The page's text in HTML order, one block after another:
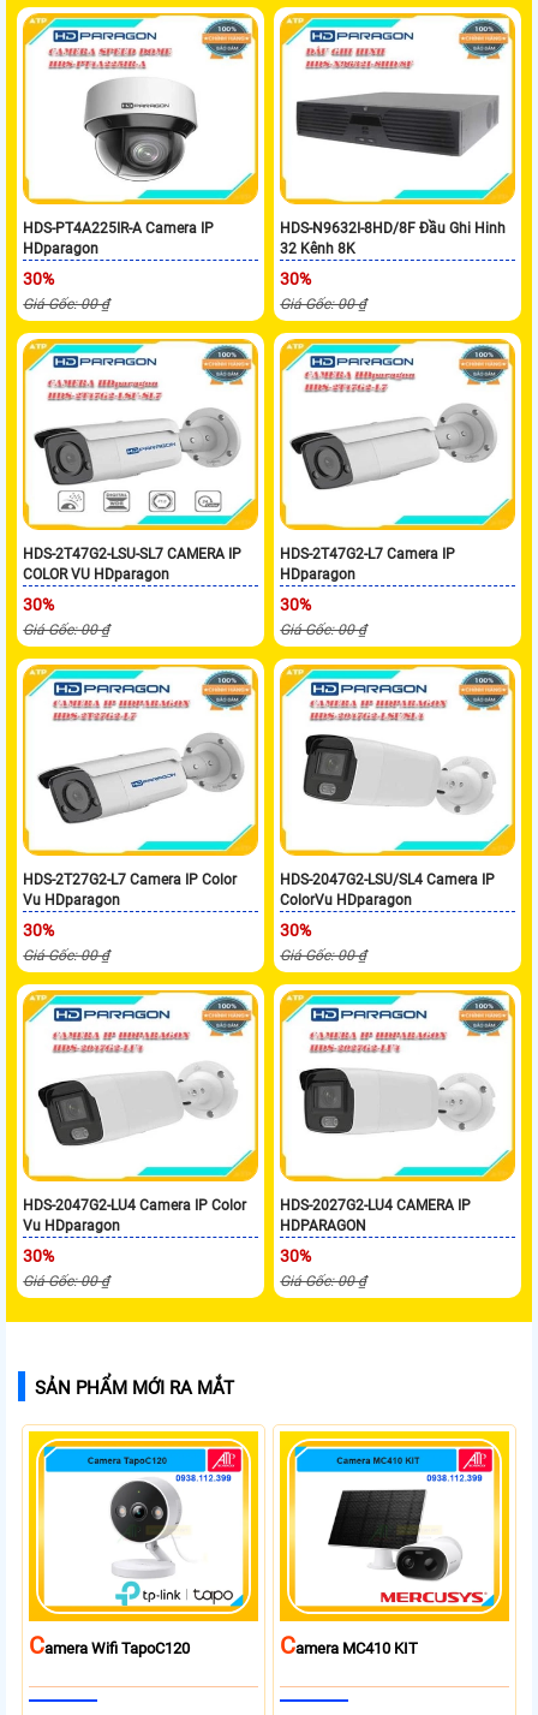
HDS-PT4A225IR-A Camera IP
HDparagon
30%
Giá Gốc: 00 ₫
HDS-N9632I-8HD/8F Đầu Ghi Hinh
32 Kênh 8K
30%
Giá Gốc: 00 ₫
HDS-2T47G2-LSU-SL7 CAMERA IP
COLOR VU HDparagon
30%
Giá Gốc: 00 ₫
HDS-2T47G2-L7 Camera IP
HDparagon
30%
Giá Gốc: 00 ₫
HDS-2T27G2-L7 Camera IP Color
Vu HDparagon
30%
Giá Gốc: 00 ₫
HDS-2047G2-LSU/SL4 Camera IP
ColorVu HDparagon
30%
Giá Gốc: 00 ₫
HDS-2047G2-LU4 Camera IP Color
Vu HDparagon
30%
Giá Gốc: 00 ₫
HDS-2027G2-LU4 CAMERA IP
HDPARAGON
30%
Giá Gốc: 00 ₫
SẢN PHẨM MỚI RA MẮT
CAmera Wifi TapoC120 CAmera MC410 KIT